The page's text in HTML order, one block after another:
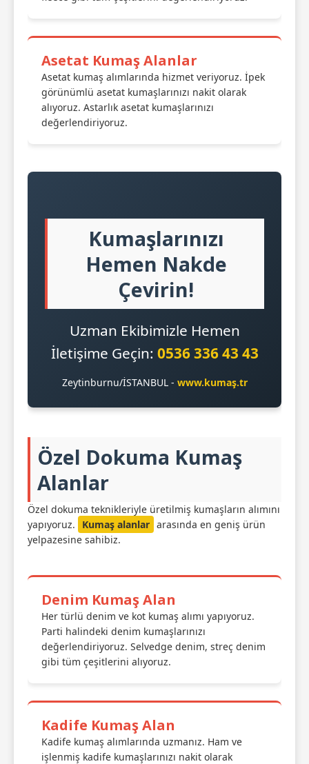
Asetat Kumaş Alanlar
Asetat kumaş alımlarında hizmet veriyoruz. İpek
görünümlü asetat kumaşlarınızı nakit olarak
alıyoruz. Astarlık asetat kumaşlarınızı
değerlendiriyoruz.
Kumaşlarınızı
Hemen Nakde
Çevirin!
Uzman Ekibimizle Hemen
İletişime Geçin: 0536 336 43 43
Zeytinburnu/İSTANBUL - www.kumaş.tr
Özel Dokuma Kumaş
Alanlar
Özel dokuma teknikleriyle üretilmiş kumaşların alımını
yapıyoruz.
Kumaş alanlar arasında en geniş ürün
yelpazesine sahibiz.
Denim Kumaş Alan
Her türlü denim ve kot kumaş alımı yapıyoruz.
Parti halindeki denim kumaşlarınızı
değerlendiriyoruz. Selvedge denim, streç denim
gibi tüm çeşitlerini alıyoruz.
Kadife Kumaş Alan
Kadife kumaş alımlarında uzmanız. Ham ve
işlenmiş kadife kumaşlarınızı nakit olarak